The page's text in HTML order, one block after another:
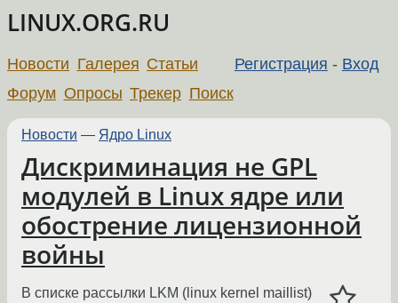
LINUX.ORG.RU
Регистрация - Вход
Новости Галерея Статьи
Форум Опросы Трекер Поиск
Новости — Ядро Linux
Дискриминация не GPL
модулей в Linux ядре или
обострение лицензионной
войны
В списке рассылки LKM (linux kernel maillist)